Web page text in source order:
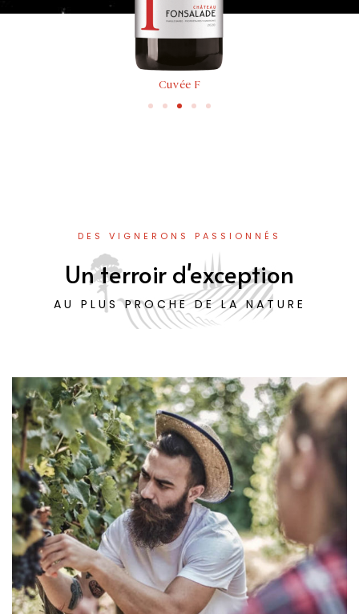
Cuvée F
DES VIGNERONS PASSIONNÉS
Un terroir d'exception
AU PLUS PROCHE DE LA NATURE